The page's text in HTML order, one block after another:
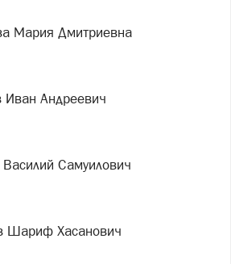
Мария Дмитриевна
Иван Андреевич
Самуилович
Шариф Хасанович